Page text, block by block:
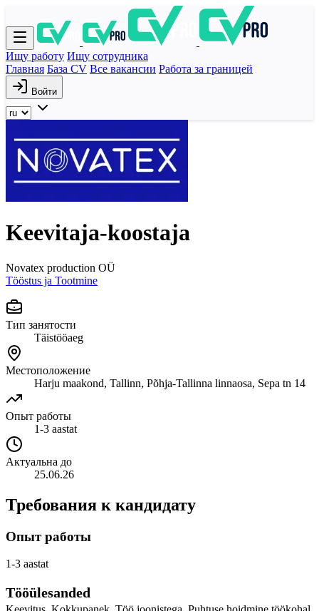
Ищу работу Ищу сотрудника
Главная База CV Все вакансии Работа за границей
Войти
Keevitaja-koostaja
Novatex production OÜ
Tööstus ja Tootmine
Тип занятости
Täistööaeg
Местоположение
Harju maakond, Tallinn, Põhja-Tallinna linnaosa, Sepa tn 14
Опыт работы
1-3 aastat
Актуальна до
25.06.26
Требования к кандидату
Опыт работы
1-3 aastat
Tööülesanded